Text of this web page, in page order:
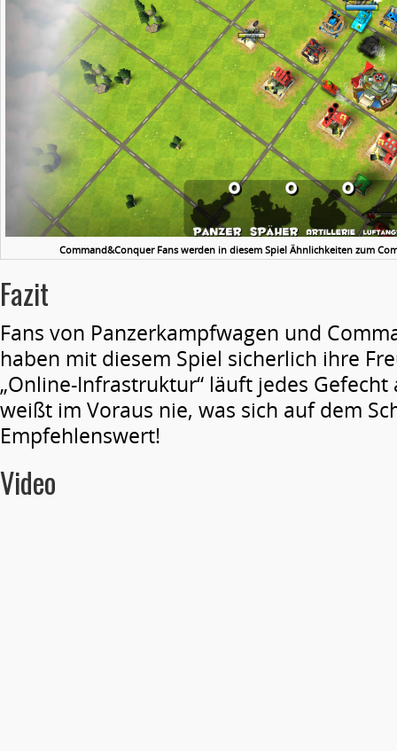
Command&Conquer Fans werden in diesem Spiel Ähnlichkeiten zum
Fazit
Fans von Panzerkampfwagen und
haben mit diesem Spiel sicherlich ihre
„Online-Infrastruktur“ läuft jedes Gefecht
weißt im Voraus nie, was sich auf dem
Empfehlenswert!
Video